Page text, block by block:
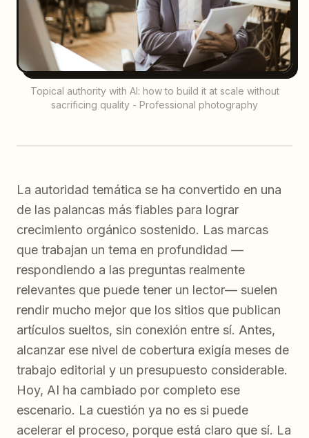
Topical authority with AI: how to build it at scale without
sacrificing quality - Professional photography
La autoridad temática se ha convertido en una
de las palancas más fiables para lograr
crecimiento orgánico sostenido. Las marcas
que trabajan un tema en profundidad —
respondiendo a las preguntas realmente
relevantes que puede tener un lector— suelen
rendir mucho mejor que los sitios que publican
artículos sueltos, sin conexión entre sí. Antes,
alcanzar ese nivel de cobertura exigía meses de
trabajo editorial y un presupuesto considerable.
Hoy, AI ha cambiado por completo ese
escenario. La cuestión ya no es si puede
acelerar el proceso, porque está claro que sí. La